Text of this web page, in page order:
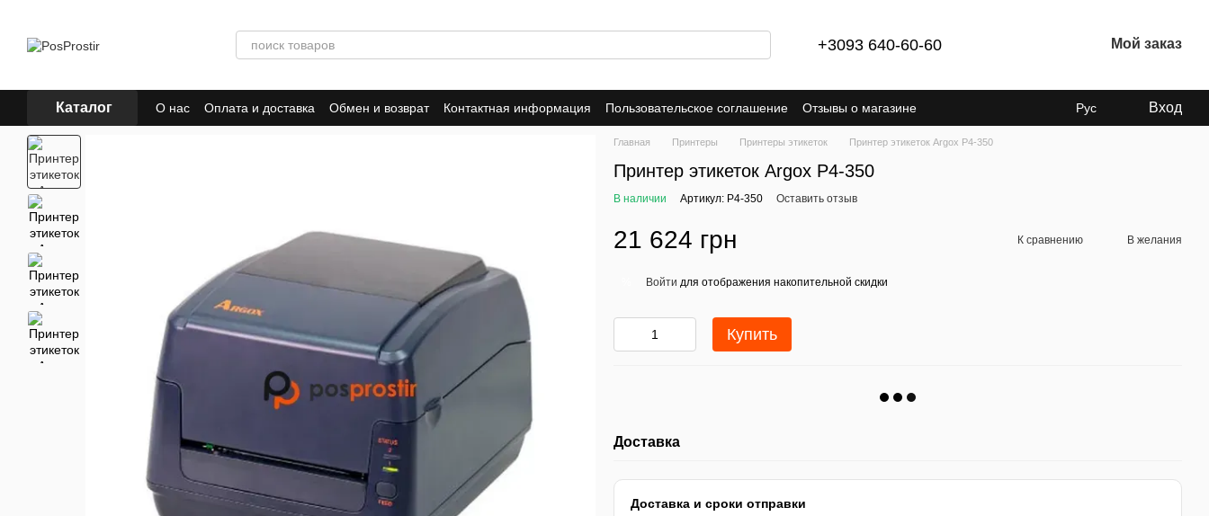
+3093 640-60-60 Мой заказ
Каталог О нас Оплата и доставка Обмен и возврат Контактная информация Пользовательское соглашение Отзывы о магазине Рус Вход
Главная Принтеры Принтеры этикеток Принтер этикеток Argox P4-350
Принтер этикеток Argox P4-350
В наличии Артикул: P4-350 Оставить отзыв
21 624 грн К сравнению В желания
Войти для отображения накопительной скидки
Купить
Доставка
Доставка и сроки отправки